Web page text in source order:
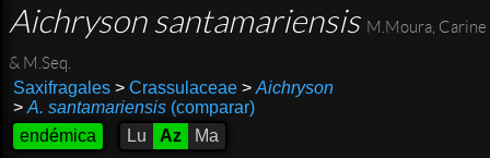
Aichryson santamariensis M.Moura, Carine
& M.Seq.
Saxifragales >Crassulaceae > Aichryson
> A. santamariensis(comparar)
endémica
Lu Az Ma